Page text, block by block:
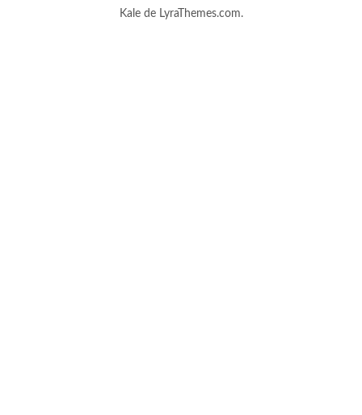
Kalede LyraThemes.com.